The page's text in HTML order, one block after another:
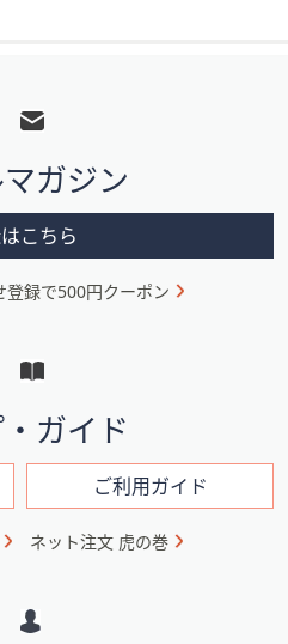
ガジン
こちら
登録で500円クーポン
ガイド
ご利用ガイド
ネット注文 虎の巻